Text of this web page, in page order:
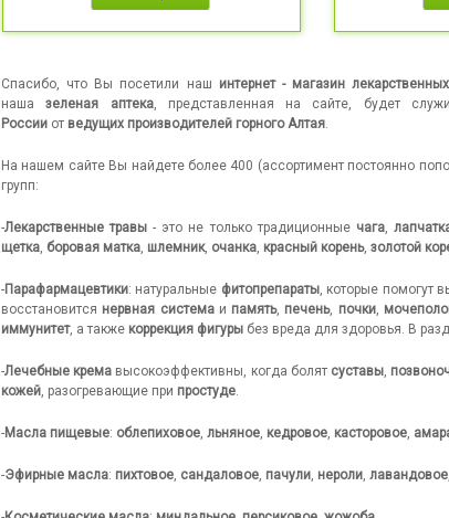
Спасибо, что Вы посетили наш интернет - магазин
нашазеленая аптека, представленная на сайте, будет
России от ведущих производителей горного Алтая.
На нашем сайте Вы найдете более 400 (ассортимент постоянно
групп:
-Лекарственные травы - это не только традиционные чага,
щетка, боровая матка, шлемник, очанка, красный корень, золотой
-Парафармацевтики: натуральные фитопрепараты, которые помогут
восстановится нервная системаи память, печень, почки,
иммунитет, а также коррекция фигуры без вреда для здоровья. В
-Лечебные крема высокоэффективны, когда болят суставы,
кожей, разогревающие при простуде.
-Масла пищевые: облепиховое, льняное, кедровое, касторовое,
-Эфирные масла: пихтовое, сандаловое, пачули, нероли, лавандовое